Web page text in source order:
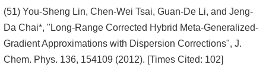
(51) You-Sheng Lin, Chen-Wei Tsai, Guan-De Li, and Jeng-
Da Chai*, "Long-Range Corrected Hybrid Meta-Generalized-
Gradient Approximations with Dispersion Corrections", J.
Chem. Phys. 136, 154109 (2012). [Times Cited: 102]